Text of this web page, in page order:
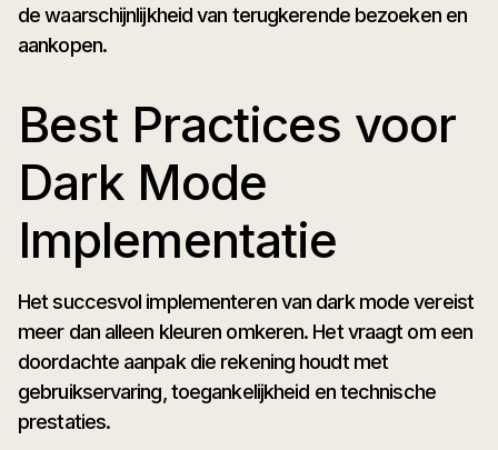
de waarschijnlijkheid van terugkerende bezoeken en
aankopen.
Best Practices voor
Dark Mode
Implementatie
Het succesvol implementeren van dark mode vereist
meer dan alleen kleuren omkeren. Het vraagt om een
doordachte aanpak die rekening houdt met
gebruikservaring, toegankelijkheid en technische
prestaties.